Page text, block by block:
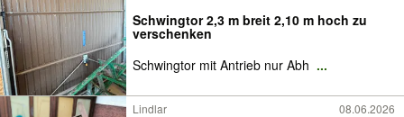
Schwingtor 2,3 m breit 2,10 m hoch zu
verschenken
Schwingtor mit Antrieb nur Abh ...
Lindlar 08.06.2026